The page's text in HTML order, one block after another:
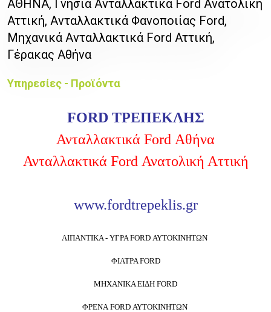
ΑΘΗΝΑ, Γνησιά Ανταλλακτικά Ford Ανατολική
Αττική, Ανταλλακτικά Φανοποιίας Ford,
Μηχανικά Ανταλλακτικά Ford Αττική,
Γέρακας Αθήνα
Υπηρεσίες - Προϊόντα
FORD ΤΡΕΠΕΚΛΗΣ
Ανταλλακτικά Ford Αθήνα
Ανταλλακτικά Ford Ανατολική Αττική
www.fordtrepeklis.gr
ΛΙΠΑΝΤΙΚΑ - ΥΓΡΑ FORD ΑΥΤΟΚΙΝΗΤΩΝ
ΦΙΛΤΡΑ FORD
ΜΗΧΑΝΙΚΑ ΕΙΔΗ FORD
ΦΡΕΝΑ FORD ΑΥΤΟΚΙΝΗΤΩΝ